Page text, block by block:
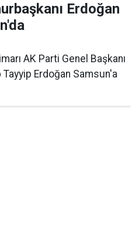
Erdoğan
AK Parti Genel Başkanı
Erdoğan Samsun'a